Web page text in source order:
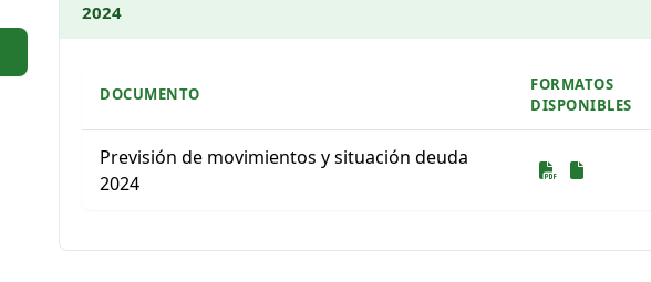
2024
DOCUMENTO
FORMATOS
DISPONIBLES
Previsión de movimientos y situación deuda
2024
Descarga
Descarga